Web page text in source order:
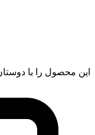
این محصول را با